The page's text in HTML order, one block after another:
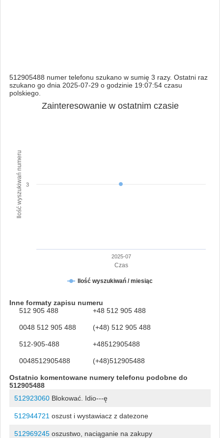
512905488 numer telefonu szukano w sumię 3 razy. Ostatni raz
szukano go dnia 2025-07-29 o godzinie 19:07:54 czasu
polskiego.
Czas
Ilość wyszukiwań numeru
Zainteresowanie w ostatnim czasie
Ilość wyszukiwań / miesiąc
2025-07
3
Inne formaty zapisu numeru
512 905 488
+48 512 905 488
0048 512 905 488 (+48) 512 905 488
512-905-488 +48512905488
0048512905488 (+48)512905488
Ostatnio komentowane numery telefonu podobne do
512905488
512923060Blokować. Idio---ę
512944721 oszust i wystawiacz z datezone
512969245oszustwo, naciąganie na zakupy